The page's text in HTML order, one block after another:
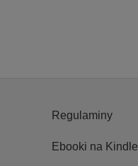
Regulaminy
Ebooki na Kindle